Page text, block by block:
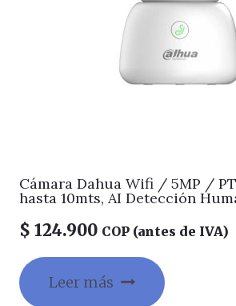
Cámara Dahua Wifi / 5MP /
hasta 10mts, AI Detección
Autoseguimiento, Alarma por
Anormal, Boton de Llamada,
vidireccional, Soporta Micro
Gestion desde la App DMSS
$ 124.900 COP (antes de IVA)
Leer más